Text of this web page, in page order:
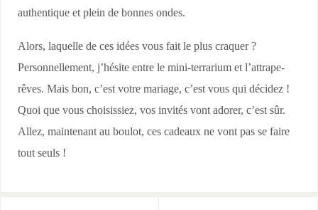
authentique et plein de bonnes ondes.
Alors, laquelle de ces idées vous fait le plus craquer ?
Personnellement, j’hésite entre le mini-terrarium et l’attrape-
rêves. Mais bon, c’est votre mariage, c’est vous qui décidez !
Quoi que vous choisissiez, vos invités vont adorer, c’est sûr.
Allez, maintenant au boulot, ces cadeaux ne vont pas se faire
tout seuls !